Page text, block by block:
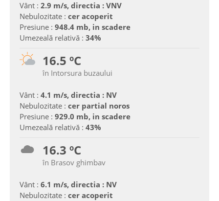
Vânt : 2.9 m/s, directia : VNV
Nebulozitate : cer acoperit
Presiune : 948.4 mb, in scadere
Umezeală relativă : 34%
16.5 ºC
în Intorsura buzaului
Vânt : 4.1 m/s, directia : NV
Nebulozitate : cer partial noros
Presiune : 929.0 mb, in scadere
Umezeală relativă : 43%
16.3 ºC
în Brasov ghimbav
Vânt : 6.1 m/s, directia : NV
Nebulozitate : cer acoperit